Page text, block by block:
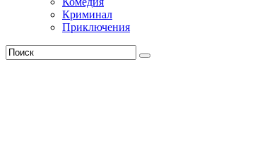
Криминал
Приключения